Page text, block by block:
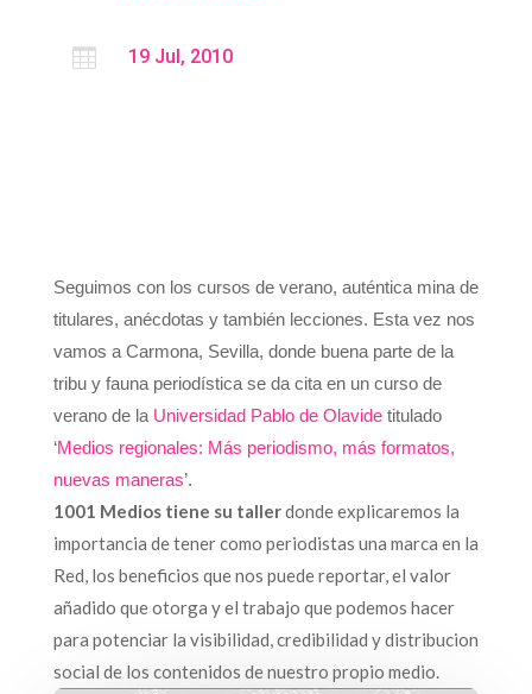
 19 Jul, 2010
Seguimos con los cursos de verano, auténtica mina de
titulares, anécdotas y también lecciones. Esta vez nos
vamos a Carmona, Sevilla, donde buena parte de la
tribu y fauna periodística se da cita en un curso de
verano de la Universidad Pablo de Olavidetitulado
‘Medios regionales: Más periodismo, más formatos,
nuevas maneras’.
1001 Medios tiene su tallerdonde explicaremos la
importancia de tener como periodistas una marca en la
Red, los beneficios que nos puede reportar, el valor
añadido que otorga y el trabajo que podemos hacer
para potenciar la visibilidad, credibilidad y distribucion
social de los contenidos de nuestro propio medio.